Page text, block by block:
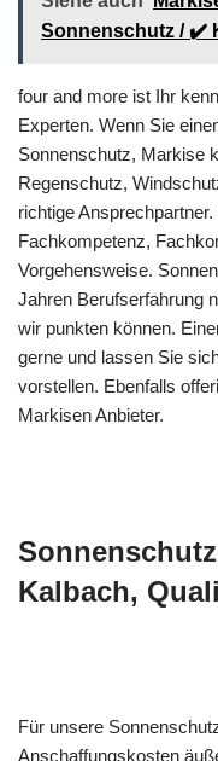
Sonnenschutz / ✔️
four and more ist Ihr
Experten. Wenn Sie
Sonnenschutz, Markise
Regenschutz,
richtige
Fachkompetenz,
Vorgehensweise.
Jahren Berufserfahrung
wir punkten können.
gerne und lassen Sie
vorstellen. Ebenfalls
Markisen Anbieter.
Kalbach,
Für unsere
Anschaffungskosten